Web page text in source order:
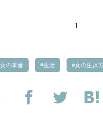
1
の本音 生活 女の生き